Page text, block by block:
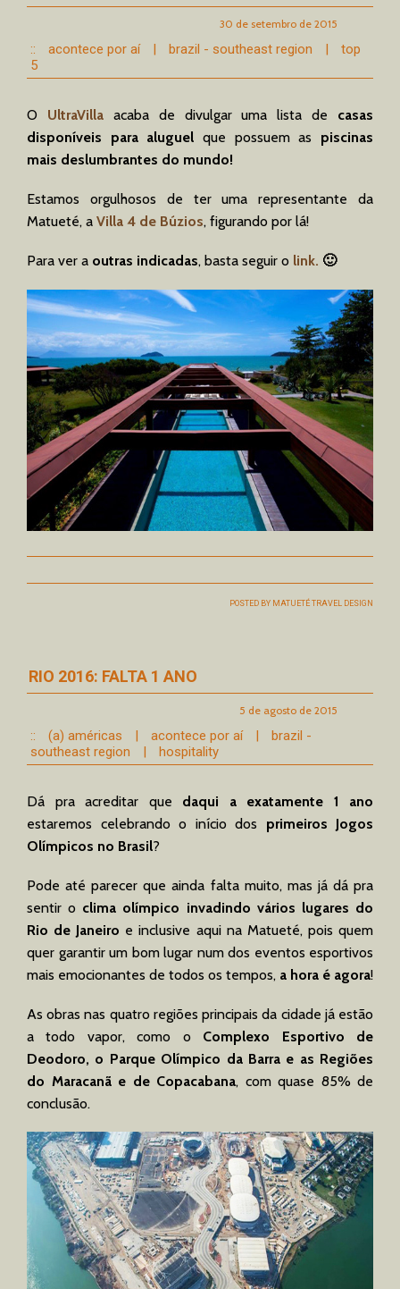
30 de setembro de 2015
:: acontece por aí | brazil - southeast region |
top
5
O UltraVilla acaba de divulgar uma lista de casas
disponíveis para aluguel que possuem as piscinas
mais deslumbrantes do mundo!
Estamos orgulhosos de ter uma representante da
Matueté, a Villa 4 de Búzios, figurando por lá!
Para ver a outras indicadas, basta seguir o link. 🙂
POSTED BY MATUETÉ TRAVEL DESIGN
RIO 2016: FALTA 1 ANO
5 de agosto de 2015
:: (a) américas | acontece por aí |
brazil -
southeast region
| hospitality
Dá pra acreditar que daqui a exatamente 1 ano
estaremos celebrando o início dos primeiros Jogos
Olímpicos no Brasil?
Pode até parecer que ainda falta muito, mas já dá pra
sentir o clima olímpico invadindo vários lugares do
Rio de Janeiro e inclusive aqui na Matueté, pois quem
quer garantir um bom lugar num dos eventos esportivos
mais emocionantes de todos os tempos, a hora é agora!
As obras nas quatro regiões principais da cidade já estão
a todo vapor, como o Complexo Esportivo de
Deodoro, o Parque Olímpico da Barra e as Regiões
do Maracanã e de Copacabana, com quase 85% de
conclusão.